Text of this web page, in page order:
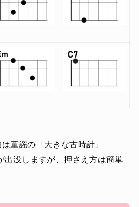
童謡の「大きな古時計」
出没しますが、押さえ方は簡単